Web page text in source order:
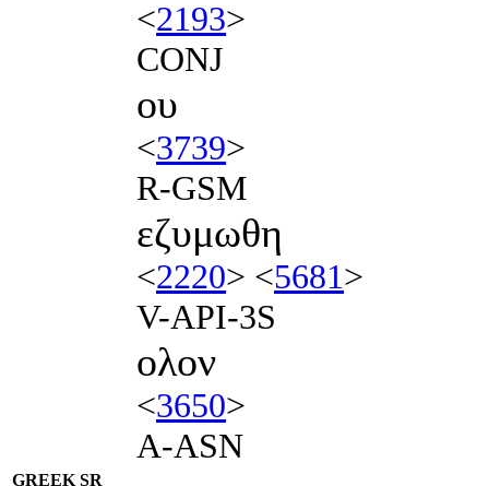
<2193>
CONJ
ου
<3739>
R-GSM
εζυμωθη
<2220> <5681>
V-API-3S
ολον
<3650>
A-ASN
GREEK SR